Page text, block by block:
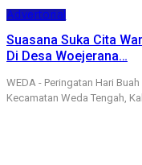
Advertorial
Suasana Suka Cita
Di Desa Woejerana…
WEDA - Peringatan Hari
Kecamatan Weda Tengah,